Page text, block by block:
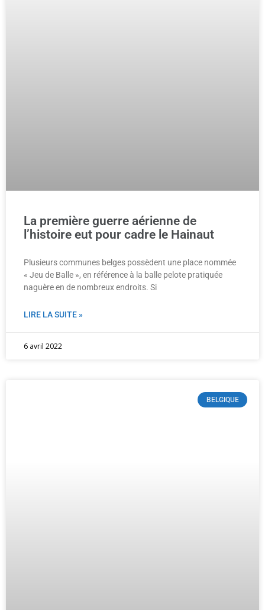
La première guerre aérienne de
l’histoire eut pour cadre le Hainaut
Plusieurs communes belges possèdent une place nommée
« Jeu de Balle », en référence à la balle pelote pratiquée
naguère en de nombreux endroits. Si
LIRE LA SUITE »
6 avril 2022
BELGIQUE